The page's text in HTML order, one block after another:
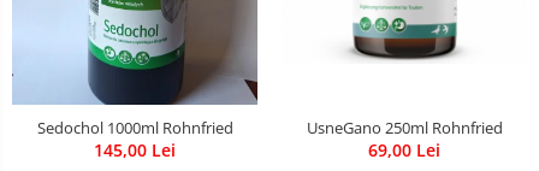
Sedochol 1000ml Rohnfried
145,00 Lei
UsneGano 250ml Rohnfried
69,00 Lei